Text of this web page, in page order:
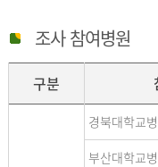
조사 참여병원
구분
경북대학교
부산대학교